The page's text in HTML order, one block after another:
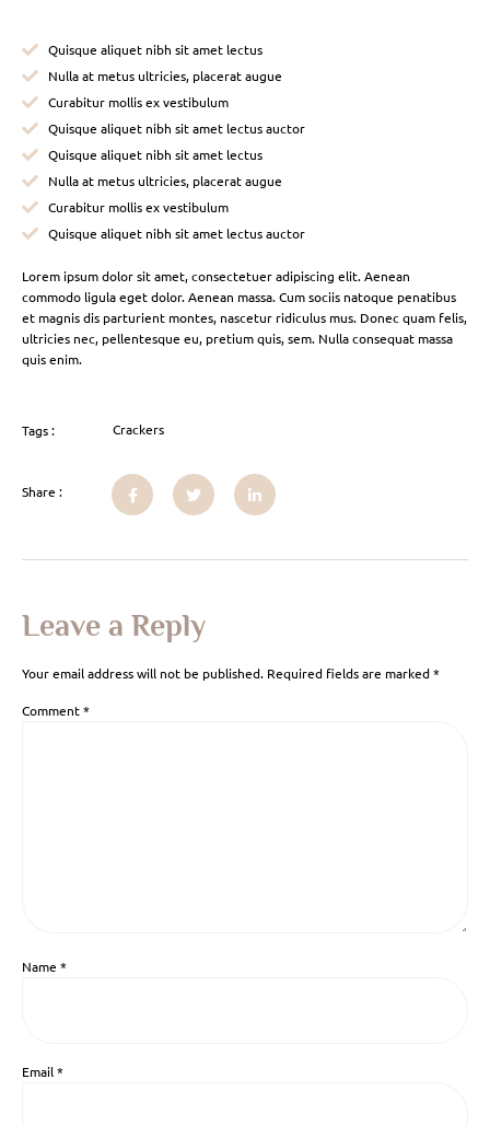
Quisque aliquet nibh sit amet lectus
Nulla at metus ultricies, placerat augue
Curabitur mollis ex vestibulum
Quisque aliquet nibh sit amet lectus auctor
Quisque aliquet nibh sit amet lectus
Nulla at metus ultricies, placerat augue
Curabitur mollis ex vestibulum
Quisque aliquet nibh sit amet lectus auctor
Lorem ipsum dolor sit amet, consectetuer adipiscing elit. Aenean
commodo ligula eget dolor. Aenean massa. Cum sociis natoque penatibus
et magnis dis parturient montes, nascetur ridiculus mus. Donec quam felis,
ultricies nec, pellentesque eu, pretium quis, sem. Nulla consequat massa
quis enim.
Tags : Crackers
Share :
Leave a Reply
Your email address will not be published. Required fields are marked*
Comment*
Name *
Email*